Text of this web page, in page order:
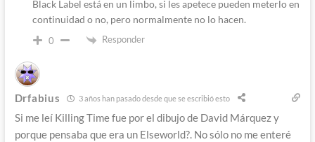
Black Label está en un limbo, si les apetece pueden meterlo en
continuidad o no, pero normalmente no lo hacen.
0 Responder
Drfabius 3 años han pasado desde que se escribió esto
Si me leí Killing Time fue por el dibujo de David Márquez y
porque pensaba que era un Elseworld?. No sólo no me enteré